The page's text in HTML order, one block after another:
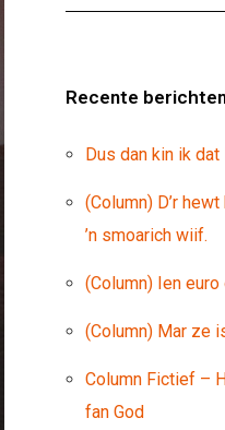
Recente
Dus dan kin ik
(Column) D’r
’n smoarich wiif.
(Column) Ien
(Column) Mar ze
Column Fictief –
fan God